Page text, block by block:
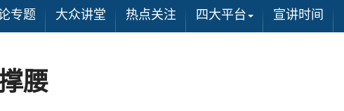
专题 大众讲堂 热点关注 四大平台 宣讲时间
腰